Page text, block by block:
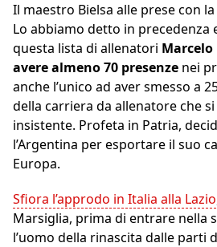
Il maestro Bielsa alle prese con
Lo abbiamo detto in precedenza
questa lista di allenatori Marcelo
avere almeno 70 presenze nei
anche l’unico ad aver smesso a
della carriera da allenatore che
insistente. Profeta in Patria,
l’Argentina per esportare il suo
Europa.
Sfiora l’approdo in Italia alla Lazio
Marsiglia, prima di entrare nella
l’uomo della rinascita dalle parti